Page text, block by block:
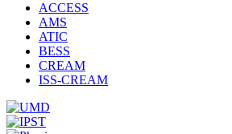
ACCESS
AMS
ATIC
BESS
CREAM
ISS-CREAM